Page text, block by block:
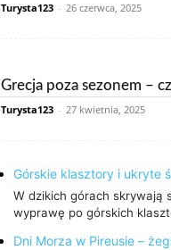
Turysta123 - 26 czerwca, 2025
Grecja poza sezonem –
Turysta123 - 27 kwietnia, 2025
Górskie klasztory i ukryte
W dzikich górach skrywają
wyprawę po górskich
Dni Morza w Pireusie –